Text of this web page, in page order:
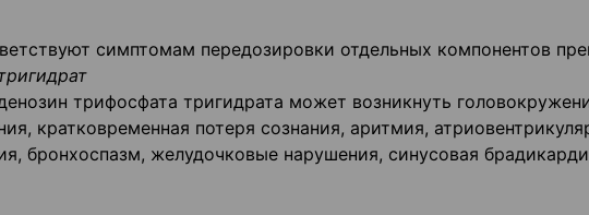
симптомам передозировки отдельных компонентов
трифосфата тригидрата может возникнуть
кратковременная потеря сознания, аритмия,
бронхоспазм, желудочковые нарушения, синусовая